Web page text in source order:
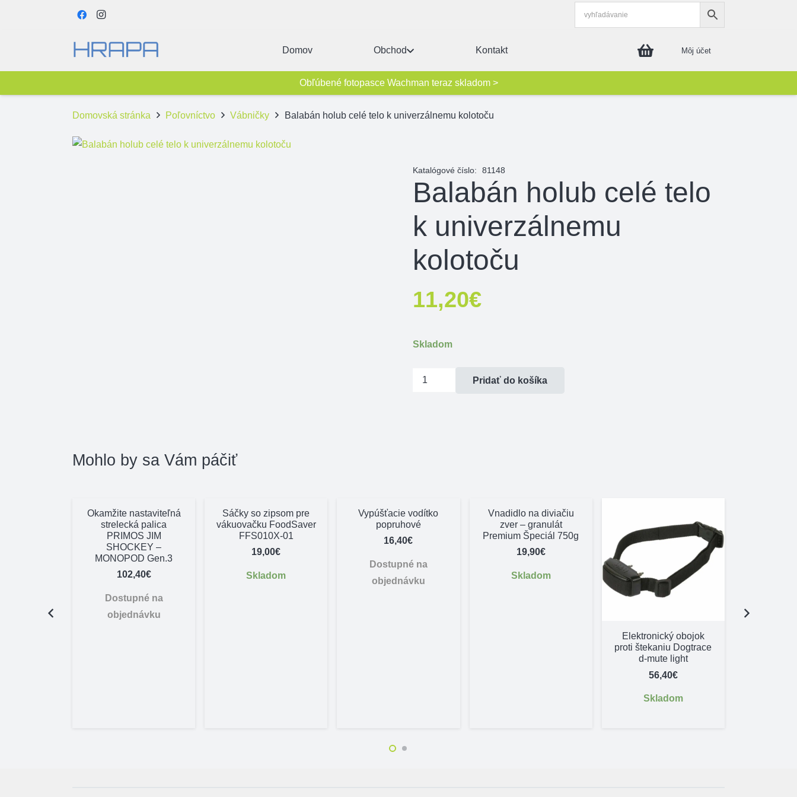
Domov Obchod Kontakt Môj účet
Obľúbené fotopasce Wachman teraz skladom >
Domovská stránka Poľovníctvo Vábničky Balabán holub celé telo k univerzálnemu kolotoču
Katalógové číslo: 81148
Balabán holub celé telo
k univerzálnemu
kolotoču
11,20€
Skladom
množstvo
Pridať do košíka
Mohlo by sa Vám páčiť
Okamžite nastaviteľná
strelecká palica
PRIMOS JIM
SHOCKEY –
MONOPOD Gen.3
102,40€
Dostupné na
objednávku
Sáčky so zipsom pre
vákuovačku FoodSaver
FFS010X-01
19,00€
Skladom
Vypúšťacie vodítko
popruhové
16,40€
Dostupné na
objednávku
Vnadidlo na diviačiu
zver – granulát
Premium Špeciál 750g
19,90€
Skladom
Elektronický obojok
proti štekaniu Dogtrace
d-mute light
56,40€
Skladom